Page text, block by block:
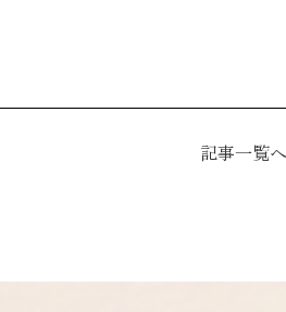
記事一覧へ